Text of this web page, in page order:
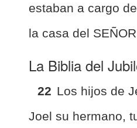
estaban a cargo
la casa del
La Biblia del
22 Los hijos de
Joel su hermano,